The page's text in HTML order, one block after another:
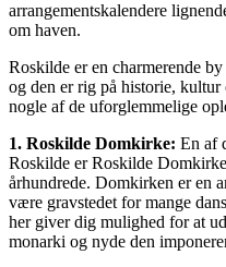
arrangementskalendere
om haven.
Roskilde er en charmerende
og den er rig på historie,
nogle af de uforglemmelige
1. Roskilde Domkirke: En af
Roskilde er Roskilde
århundrede. Domkirken er en
være gravstedet for mange
her giver dig mulighed for at
monarki og nyde den